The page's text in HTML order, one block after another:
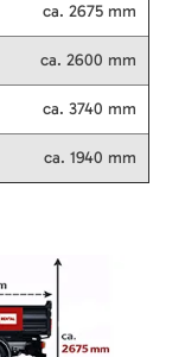
ca. 2675 mm
ca. 2600 mm
ca. 3740 mm
ca. 1940 mm